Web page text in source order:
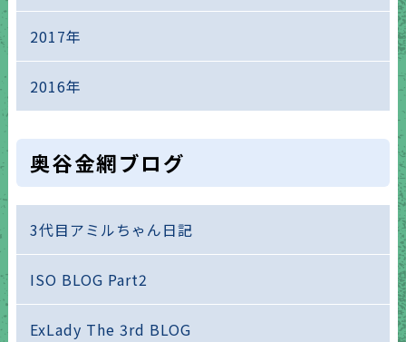
2017年
2016年
奥谷金網ブログ
3代目アミルちゃん日記
ISO BLOG Part2
ExLady The 3rd BLOG